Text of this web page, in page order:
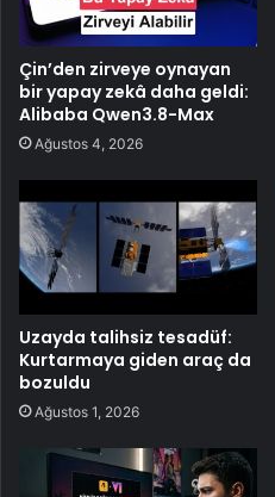
Çin’den zirveye oynayan
bir yapay zekâ daha geldi:
Alibaba Qwen3.8-Max
Ağustos 4, 2026
Uzayda talihsiz tesadüf:
Kurtarmaya giden araç da
bozuldu
Ağustos 1, 2026